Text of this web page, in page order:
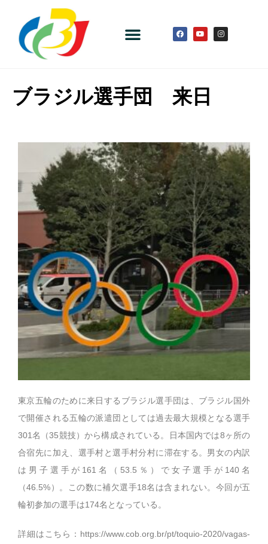
ブラジル選手団 来日
東京五輪のために来日するブラジル選手団は、ブラジル国外
で開催される五輪の派遣団としては過去最大規模となる選手
301名（35競技）から構成されている。日本国内では8ヶ所の
合宿先に加え、選手村と選手村分村に滞在する。男女の内訳
は男子選手が161名（53.5％）で女子選手が140名
（46.5%）。この数に補欠選手18名は含まれない。今回が五
輪初参加の選手は174名となっている。
詳細はこちら： https://www.cob.org.br/pt/toquio-2020/vagas-